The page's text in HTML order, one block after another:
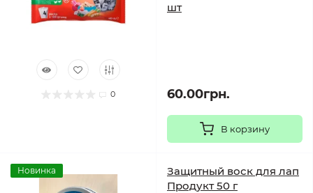
0
шт
60.00грн.
В корзину
Новинка
Защитный воск для лап
Продукт 50 г